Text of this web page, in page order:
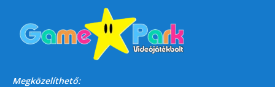
Megközelíthető: